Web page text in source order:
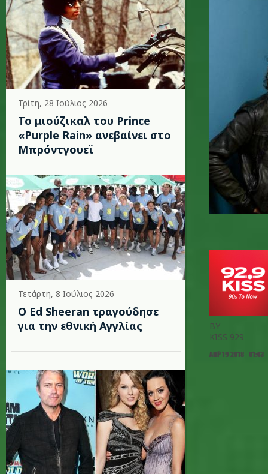
Τρίτη, 28 Ιούλιος 2026
Το μιούζικαλ του Prince
«Purple Rain» ανεβαίνει στο
Μπρόντγουεϊ
Τετάρτη, 8 Ιούλιος 2026
Ο Ed Sheeran τραγούδησε
για την εθνική Αγγλίας
BY
KISS 929
ΑΠΡ 19 2018 - 01:43